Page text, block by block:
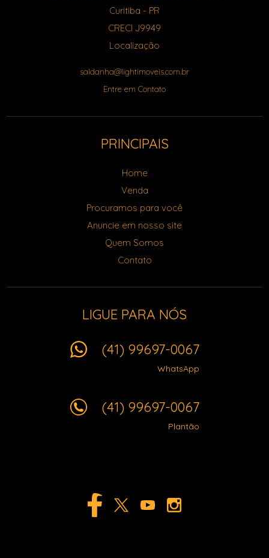
Curitiba - PR
CRECI J9949
Localização
saldanha@lightimoveis.com.br
Entre em Contato
PRINCIPAIS
Home
Venda
Procuramos para você
Anuncie em nosso site
Quem Somos
Contato
LIGUE PARA NÓS
(41) 99697-0067
WhatsApp
(41) 99697-0067
Plantão